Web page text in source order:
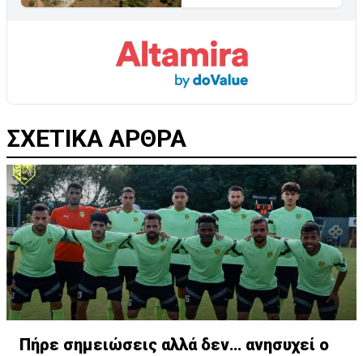
ΣΧΕΤΙΚΑ ΑΡΘΡΑ
Πήρε σημειώσεις αλλά δεν… ανησυχεί ο